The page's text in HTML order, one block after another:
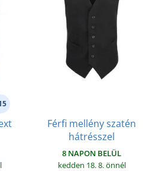
Férfi mellény szatén
hátrésszel
8 NAPON BELÜL
kedden 18. 8.önnél